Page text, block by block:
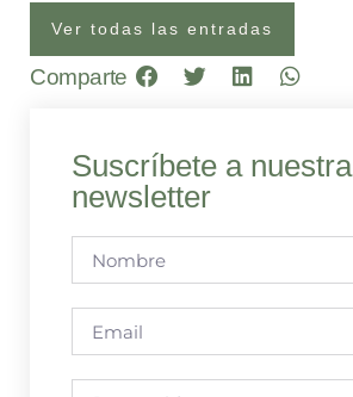
Ver todas las entradas
Comparte
Suscríbete a nuestra
newsletter